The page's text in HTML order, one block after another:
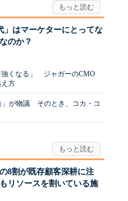
」はマーケターにとってな
のか？
強くなる」 ジャガーのCMO
方
」が物議 そのとき、コカ・コ
8割が既存顧客深耕に注
リソースを割いている施